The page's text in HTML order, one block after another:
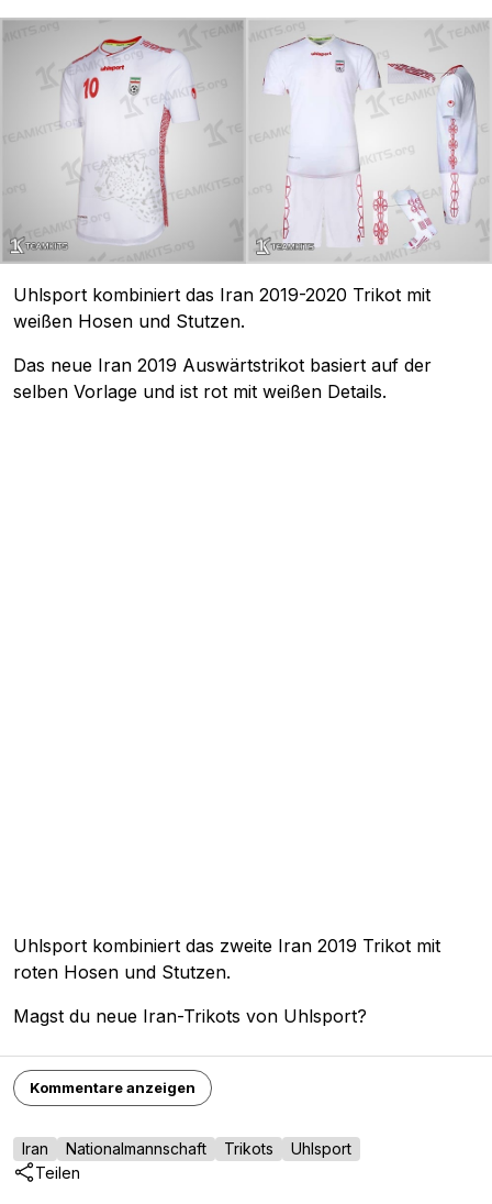
Uhlsport kombiniert das Iran 2019-2020 Trikot mit
weißen Hosen und Stutzen.
Das neue Iran 2019 Auswärtstrikot basiert auf der
selben Vorlage und ist rot mit weißen Details.
Uhlsport kombiniert das zweite Iran 2019 Trikot mit
roten Hosen und Stutzen.
Magst du neue Iran-Trikots von Uhlsport?
Kommentare anzeigen
Iran Nationalmannschaft Trikots
Uhlsport
Teilen